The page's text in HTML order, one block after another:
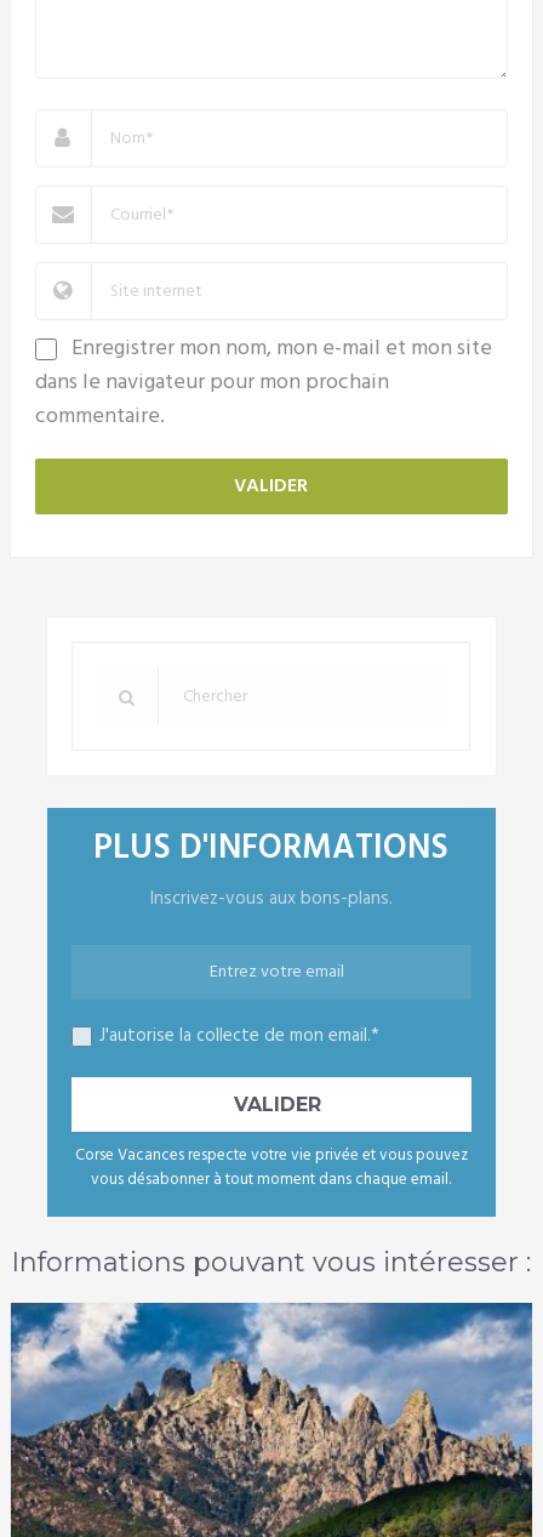
Enregistrer mon nom, mon e-mail et mon site
dans le navigateur pour mon prochain
commentaire.
PLUS D'INFORMATIONS
Inscrivez-vous aux bons-plans.
J'autorise la collecte de mon email.*
Corse Vacances respecte votre vie privée et vous pouvez
vous désabonner à tout moment dans chaque email.
Informations pouvant vous intéresser :